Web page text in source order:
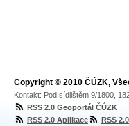
Copyright © 2010 ČÚZK,
Kontakt: Pod sídlištěm 9/1800,
RSS 2.0 Geoportál ČÚZK
RSS 2.0 Aplikace
RSS